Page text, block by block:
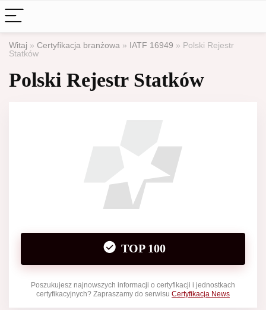
Witaj » Certyfikacja branżowa » IATF 16949 » Polski Rejestr
Statków
Polski Rejestr Statków
TOP 100
Poszukujesz najnowszych informacji o certyfikacji i jednostkach
certyfikacyjnych? Zapraszamy do serwisu Certyfikacja News